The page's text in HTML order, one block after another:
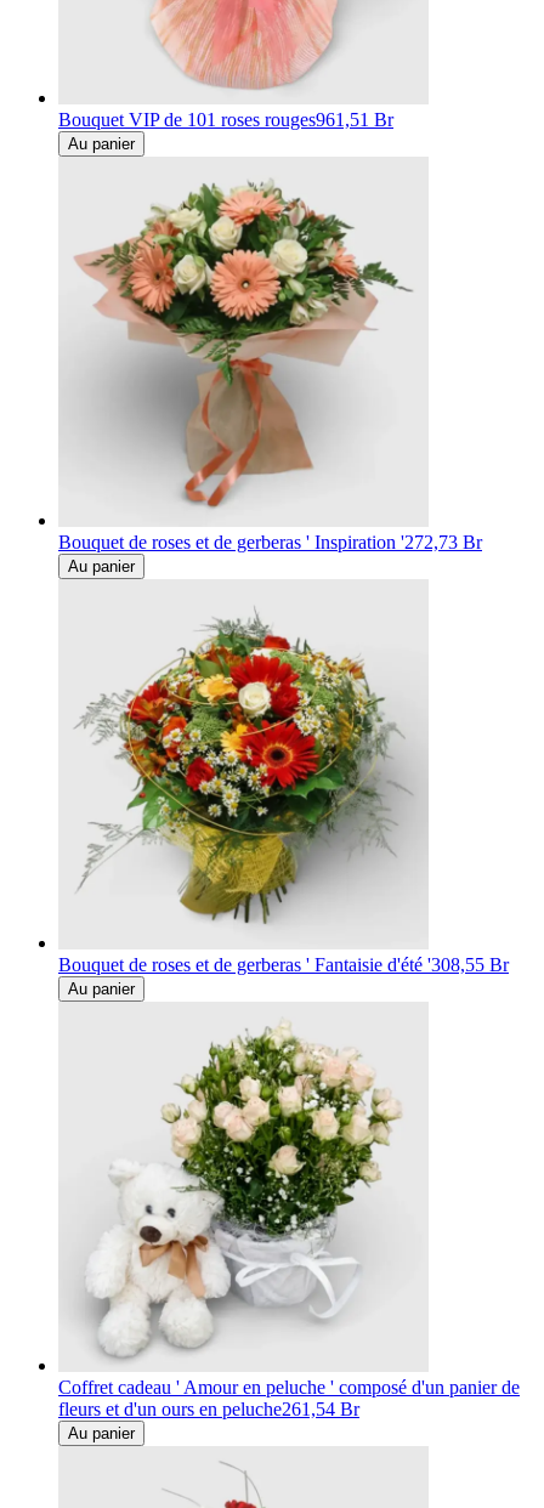
Bouquet VIP de 101 roses rouges961,51 Br
Au panier
Bouquet de roses et de gerberas ' Inspiration '272,73 Br
Au panier
Bouquet de roses et de gerberas ' Fantaisie d'été '308,55 Br
Au panier
Coffret cadeau ' Amour en peluche ' composé d'un panier de
fleurs et d'un ours en peluche261,54 Br
Au panier